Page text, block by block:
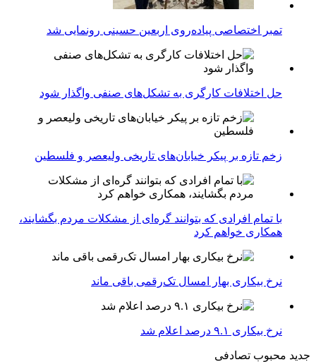
تمبر اختصاصی پیاده‌روی اربعین حسینی رونمایی شد
حل اختلافات کارگری به تشکل‌های صنفی واگذار شود
زخم تازه بر پیکر خیابان‌های تاریخی ولیعصر و فلسطین
با تمام افرادی که بتوانند گره‌ای از مشکلات مردم بگشایند،
همکاری خواهم کرد
نرخ بیکاری بهار امسال تک‌رقمی باقی ماند
نرخ بیکاری ۹.۱ درصد اعلام شد
جدید محبوب تصادفی